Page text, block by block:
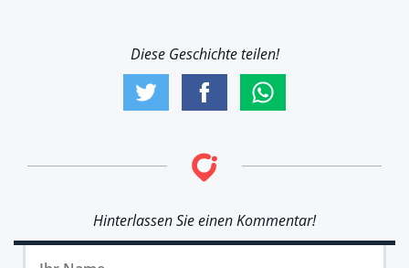
Diese Geschichte teilen!
Hinterlassen Sie einen Kommentar!